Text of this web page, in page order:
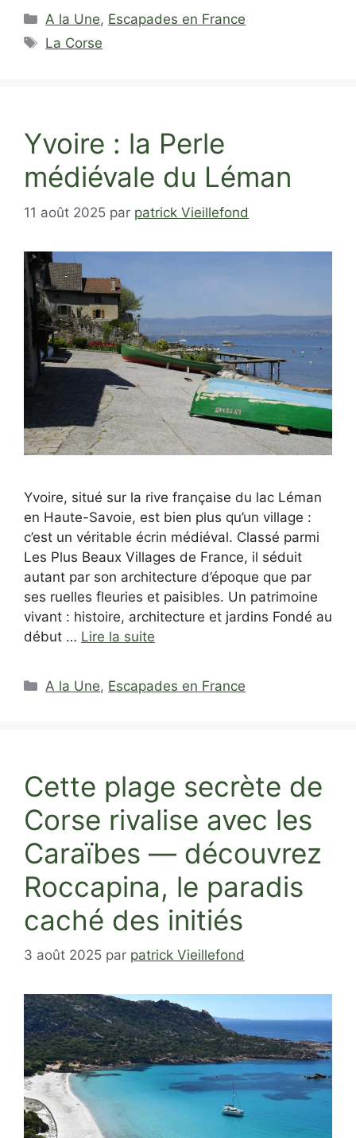
Catégories
A la Une, Escapades en France
Étiquettes
La Corse
Yvoire : la Perle
médiévale du Léman
11 août 2025 par patrick Vieillefond
Yvoire, situé sur la rive française du lac Léman
en Haute-Savoie, est bien plus qu’un village :
c’est un véritable écrin médiéval. Classé parmi
Les Plus Beaux Villages de France, il séduit
autant par son architecture d’époque que par
ses ruelles fleuries et paisibles. Un patrimoine
vivant : histoire, architecture et jardins Fondé au
début … Lire la suite
Catégories
A la Une, Escapades en France
Cette plage secrète de
Corse rivalise avec les
Caraïbes — découvrez
Roccapina, le paradis
caché des initiés
3 août 2025 par patrick Vieillefond